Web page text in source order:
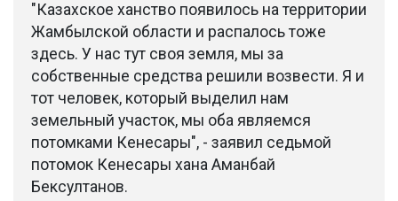
"Казахское ханство появилось на территории
Жамбылской области и распалось тоже
здесь. У нас тут своя земля, мы за
собственные средства решили возвести. Я и
тот человек, который выделил нам
земельный участок, мы оба являемся
потомками Кенесары", - заявил седьмой
потомок Кенесары хана Аманбай
Бексултанов.